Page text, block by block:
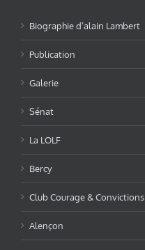
Biographie d’alain Lambert
Publication
Galerie
Sénat
La LOLF
Bercy
Club Courage & Convictions
Alençon